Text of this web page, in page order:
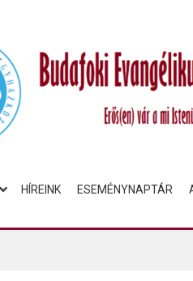
HÍREINK ESEMÉNYNAPTÁR